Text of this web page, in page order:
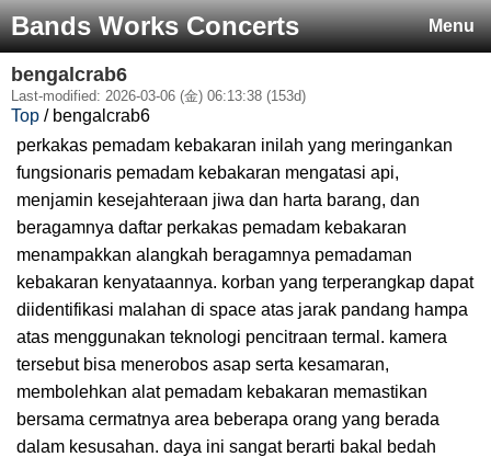
Menu
Bands Works Concerts
bengalcrab6
Last-modified: 2026-03-06 (金) 06:13:38 (153d)
Top / bengalcrab6
perkakas pemadam kebakaran inilah yang meringankan
fungsionaris pemadam kebakaran mengatasi api,
menjamin kesejahteraan jiwa dan harta barang, dan
beragamnya daftar perkakas pemadam kebakaran
menampakkan alangkah beragamnya pemadaman
kebakaran kenyataannya. korban yang terperangkap dapat
diidentifikasi malahan di space atas jarak pandang hampa
atas menggunakan teknologi pencitraan termal. kamera
tersebut bisa menerobos asap serta kesamaran,
membolehkan alat pemadam kebakaran memastikan
bersama cermatnya area beberapa orang yang berada
dalam kesusahan. daya ini sangat berarti bakal bedah